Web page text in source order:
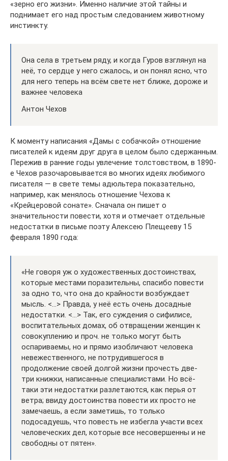
«зерно его жизни». Именно наличие этой тайны и
поднимает его над простым следованием животному
инстинкту.
Она села в третьем ряду, и когда Гуров взглянул на
неё, то сердце у него сжалось, и он понял ясно, что
для него теперь на всём свете нет ближе, дороже и
важнее человека
Антон Чехов
К моменту написания «Дамы с собачкой» отношение
писателей к идеям друг друга в целом было сдержанным.
Пережив в ранние годы увлечение толстовством, в 1890-
е Чехов разочаровывается во многих идеях любимого
писателя — в свете темы адюльтера показательно,
например, как менялось отношение Чехова к
«Крейцеровой сонате». Сначала он пишет о
значительности повести, хотя и отмечает отдельные
недостатки в письме поэту Алексею Плещееву 15
февраля 1890 года:
«Не говоря уж о художественных достоинствах,
которые местами поразительны, спасибо повести
за одно то, что она до крайности возбуждает
мысль. <…> Правда, у неё есть очень досадные
недостатки. <…> Так, его суждения о сифилисе,
воспитательных домах, об отвращении женщин к
совокуплению и проч. не только могут быть
оспариваемы, но и прямо изобличают человека
невежественного, не потрудившегося в
продолжение своей долгой жизни прочесть две-
три книжки, написанные специалистами. Но всё-
таки эти недостатки разлетаются, как перья от
ветра; ввиду достоинства повести их просто не
замечаешь, а если заметишь, то только
подосадуешь, что повесть не избегла участи всех
человеческих дел, которые все несовершенны и не
свободны от пятен».